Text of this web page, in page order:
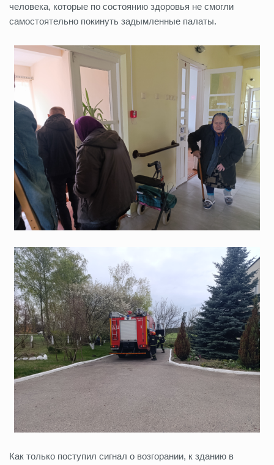
человека, которые по состоянию здоровья не смогли
самостоятельно покинуть задымленные палаты.
Как только поступил сигнал о возгорании, к зданию в